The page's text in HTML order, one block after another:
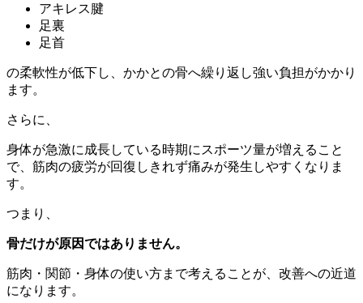
アキレス腱
足裏
足首
の柔軟性が低下し、かかとの骨へ繰り返し強い負担がかかり
ます。
さらに、
身体が急激に成長している時期にスポーツ量が増えること
で、筋肉の疲労が回復しきれず痛みが発生しやすくなりま
す。
つまり、
骨だけが原因ではありません。
筋肉・関節・身体の使い方まで考えることが、改善への近道
になります。